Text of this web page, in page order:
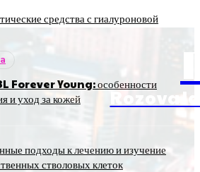
средства с гиалуроновой
Forever Young: особенности
и уход за кожей
подходы к лечению и изучение
стволовых клеток